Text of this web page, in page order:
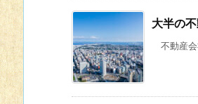
大半の
不動産会